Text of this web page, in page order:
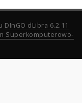
DInGO dLibra 6.2.11
Superkomputerowo-